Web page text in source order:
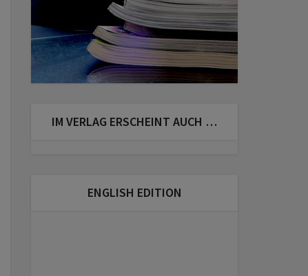
IM VERLAG ERSCHEINT AUCH …
ENGLISH EDITION